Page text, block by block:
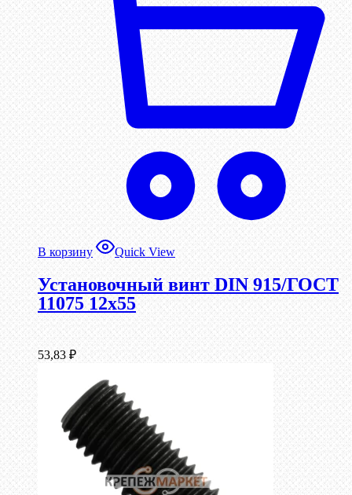
В корзину Quick View
Установочный винт DIN 915/ГОСТ
11075 12х55
53,83 ₽